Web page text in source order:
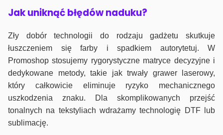
Jak uniknąć błędów naduku?
Zły dobór technologii do rodzaju gadżetu skutkuje
łuszczeniem się farby i spadkiem autorytetuj. W
Promoshop stosujemy rygorystyczne matryce decyzyjne i
dedykowane metody, takie jak trwały grawer laserowy,
który całkowicie eliminuje ryzyko mechanicznego
uszkodzenia znaku. Dla skomplikowanych przejść
tonalnych na tekstyliach wdrażamy technologię DTF lub
sublimację.